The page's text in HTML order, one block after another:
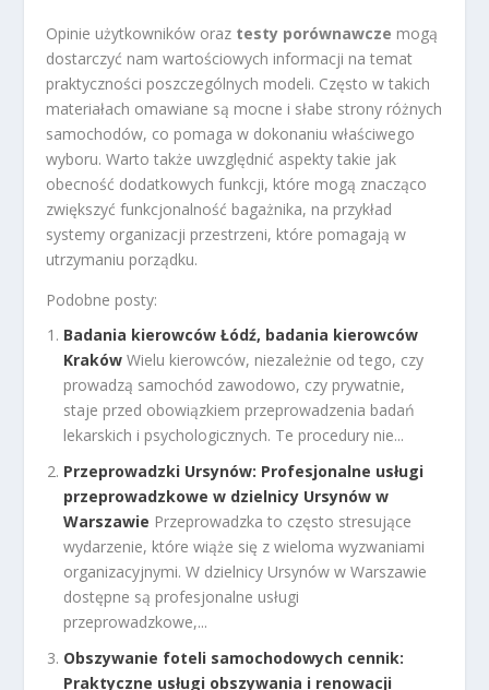
Opinie użytkowników oraz testy porównawcze mogą
dostarczyć nam wartościowych informacji na temat
praktyczności poszczególnych modeli. Często w takich
materiałach omawiane są mocne i słabe strony różnych
samochodów, co pomaga w dokonaniu właściwego
wyboru. Warto także uwzględnić aspekty takie jak
obecność dodatkowych funkcji, które mogą znacząco
zwiększyć funkcjonalność bagażnika, na przykład
systemy organizacji przestrzeni, które pomagają w
utrzymaniu porządku.
Podobne posty:
Badania kierowców Łódź, badania kierowców
Kraków Wielu kierowców, niezależnie od tego, czy
prowadzą samochód zawodowo, czy prywatnie,
staje przed obowiązkiem przeprowadzenia badań
lekarskich i psychologicznych. Te procedury nie...
Przeprowadzki Ursynów: Profesjonalne usługi
przeprowadzkowe w dzielnicy Ursynów w
Warszawie Przeprowadzka to często stresujące
wydarzenie, które wiąże się z wieloma wyzwaniami
organizacyjnymi. W dzielnicy Ursynów w Warszawie
dostępne są profesjonalne usługi
przeprowadzkowe,...
Obszywanie foteli samochodowych cennik:
Praktyczne usługi obszywania i renowacji